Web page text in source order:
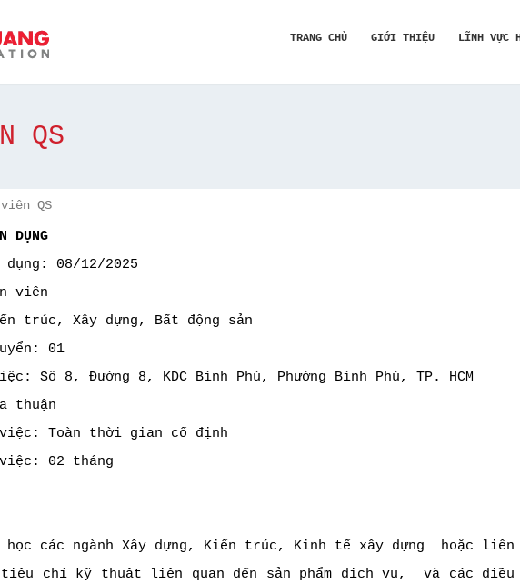
TRANG CHỦ GIỚI THIỆU LĨNH VỰC
QS
QS
DỤNG
08/12/2025
viên
trúc, Xây dựng, Bất động sản
01
Số 8, Đường 8, KDC Bình Phú, Phường Bình Phú, TP. HCM
thuận
Toàn thời gian cố định
02 tháng
các ngành Xây dựng, Kiến trúc, Kinh tế xây dựng hoặc liên
chí kỹ thuật liên quan đến sản phẩm dịch vụ, và các điều